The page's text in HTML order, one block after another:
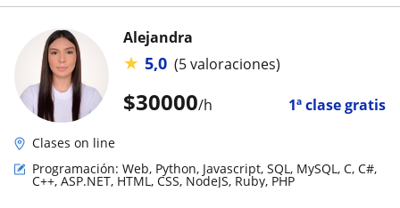
$30000/h 1ª clase gratis
Alejandra
★ 5,0 (5 valoraciones)
Clases on line
Programación: Web, Python, Javascript, SQL, MySQL, C, C#,
C++, ASP.NET, HTML, CSS, NodeJS, Ruby, PHP